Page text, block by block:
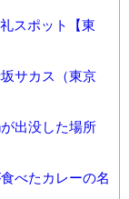
スポット【東
坂サカス（東京
出没した場所
べたカレーの名